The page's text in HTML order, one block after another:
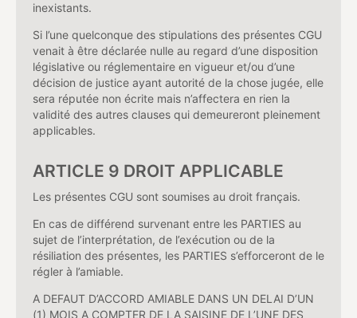
inexistants.
Si l’une quelconque des stipulations des présentes CGU
venait à être déclarée nulle au regard d’une disposition
législative ou réglementaire en vigueur et/ou d’une
décision de justice ayant autorité de la chose jugée, elle
sera réputée non écrite mais n’affectera en rien la
validité des autres clauses qui demeureront pleinement
applicables.
ARTICLE 9 DROIT APPLICABLE
Les présentes CGU sont soumises au droit français.
En cas de différend survenant entre les PARTIES au
sujet de l’interprétation, de l’exécution ou de la
résiliation des présentes, les PARTIES s’efforceront de le
régler à l’amiable.
A DEFAUT D’ACCORD AMIABLE DANS UN DELAI D’UN
(1) MOIS A COMPTER DE LA SAISINE DE L’UNE DES